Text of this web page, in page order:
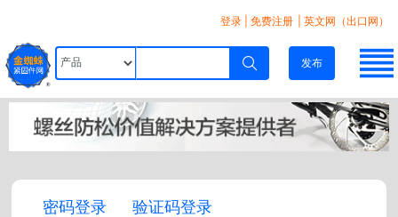
登录 免费注册 | 英文网（出口网）
发布
密码登录 验证码登录